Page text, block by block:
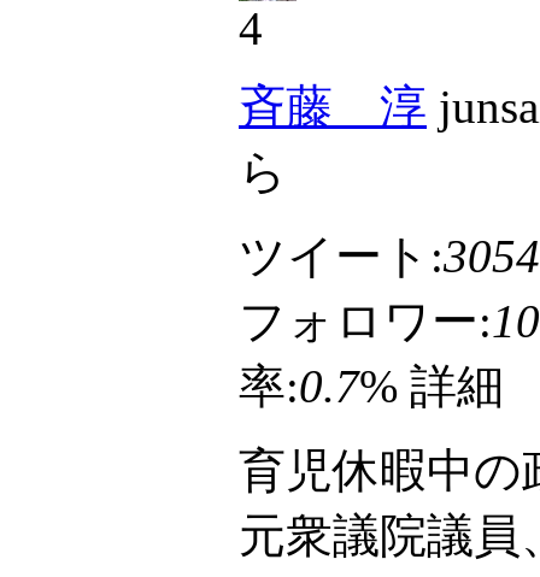
4
斉藤 淳
ら
ツイート:
フォロワー:
率:0.7% 詳細
育児休暇中の
元衆議院議員